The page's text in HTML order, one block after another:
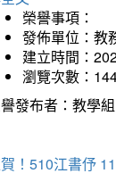
榮譽事項：
發佈單位：教
建立時間：
瀏覽次數：
發布者：教學組
！510江書伃